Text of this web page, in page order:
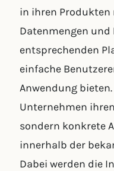
in ihren Produkten
Datenmengen
entsprechenden
einfache
Anwendung
Unternehmen
sondern konkrete
innerhalb der
Dabei werden die